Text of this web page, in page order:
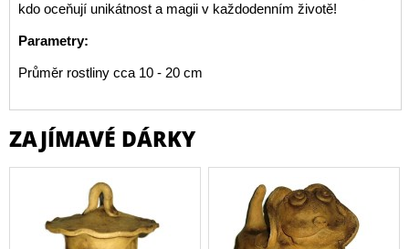
kdo oceňují unikátnost a magii v každodenním životě!
Parametry:
Průměr rostliny cca 10 - 20 cm
ZAJÍMAVÉ DÁRKY